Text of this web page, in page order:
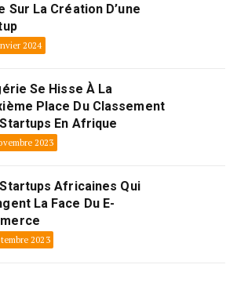
Sur La Création D’une
2024
Se Hisse À La
Place Du Classement
En Afrique
2023
Africaines Qui
La Face Du E-
2023